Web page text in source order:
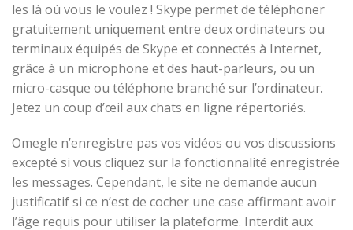
les là où vous le voulez ! Skype permet de téléphoner
gratuitement uniquement entre deux ordinateurs ou
terminaux équipés de Skype et connectés à Internet,
grâce à un microphone et des haut-parleurs, ou un
micro-casque ou téléphone branché sur l’ordinateur.
Jetez un coup d’œil aux chats en ligne répertoriés.
Omegle n’enregistre pas vos vidéos ou vos discussions
excepté si vous cliquez sur la fonctionnalité enregistrée
les messages. Cependant, le site ne demande aucun
justificatif si ce n’est de cocher une case affirmant avoir
l’âge requis pour utiliser la plateforme. Interdit aux